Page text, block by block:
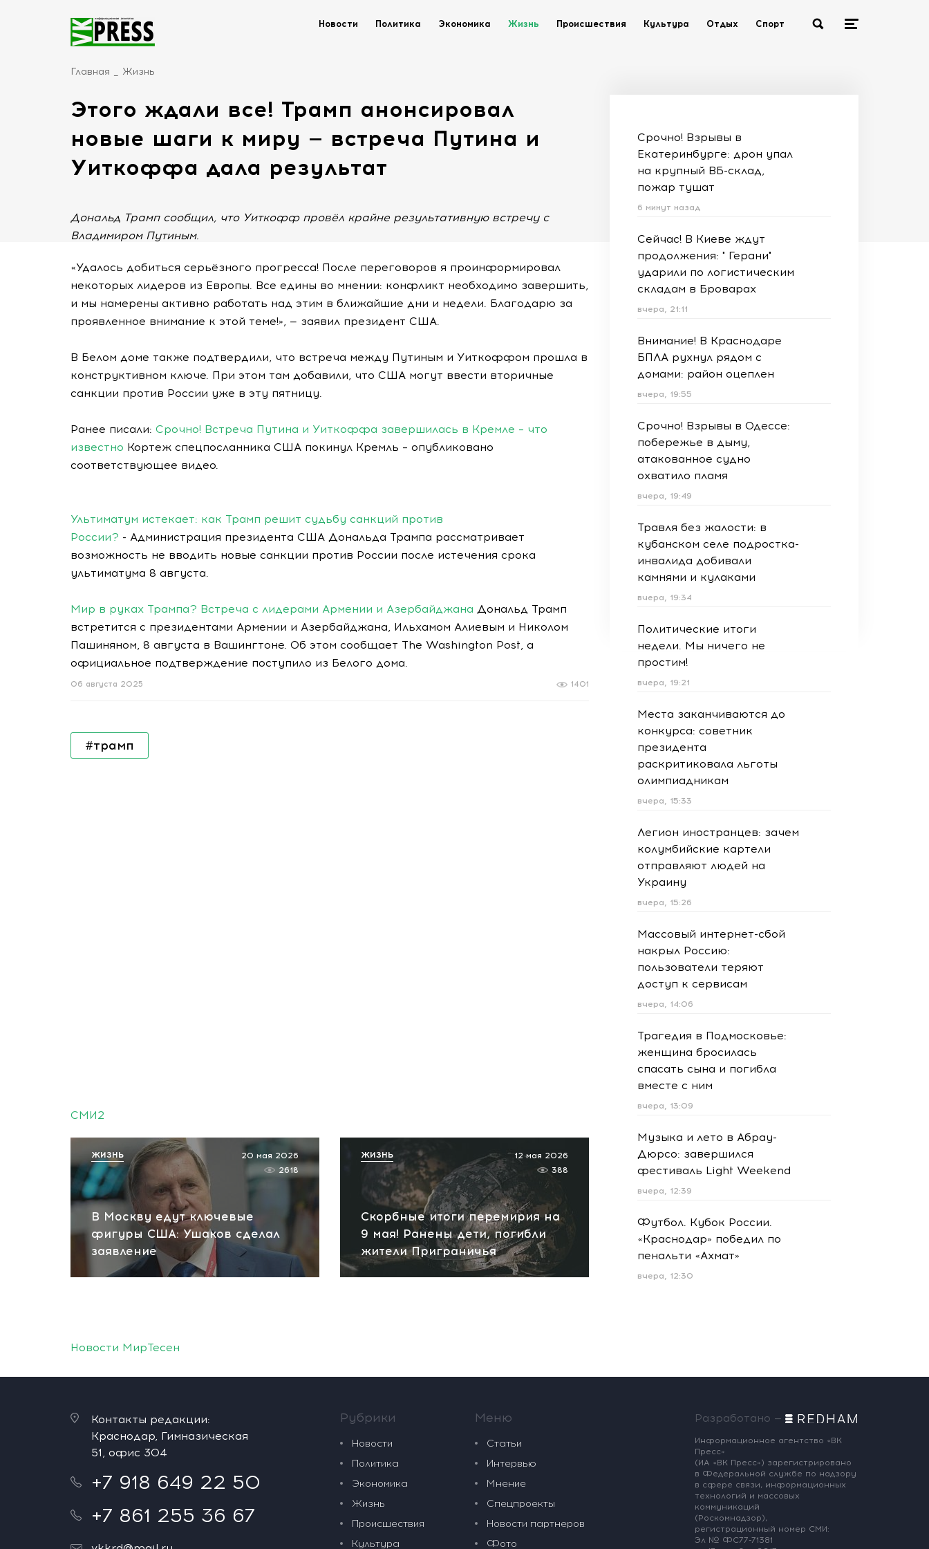
Новости Политика Экономика Жизнь Происшествия Культура Отдых Спорт
Главная Жизнь
Этого ждали все! Трамп анонсировал
новые шаги к миру — встреча Путина и
Уиткоффа дала результат
Дональд Трамп сообщил, что Уиткофф провёл крайне результативную встречу с
Владимиром Путиным.
«Удалось добиться серьёзного прогресса! После переговоров я проинформировал
некоторых лидеров из Европы. Все едины во мнении: конфликт необходимо завершить,
и мы намерены активно работать над этим в ближайшие дни и недели. Благодарю за
проявленное внимание к этой теме!», — заявил президент США.
В Белом доме также подтвердили, что встреча между Путиным и Уиткоффом прошла в
конструктивном ключе. При этом там добавили, что США могут ввести вторичные
санкции против России уже в эту пятницу.
Ранее писали: Срочно! Встреча Путина и Уиткоффа завершилась в Кремле – что
известно Кортеж спецпосланника США покинул Кремль – опубликовано
соответствующее видео.
Ультиматум истекает: как Трамп решит судьбу санкций против
России? - Администрация президента США Дональда Трампа рассматривает
возможность не вводить новые санкции против России после истечения срока
ультиматума 8 августа.
Мир в руках Трампа? Встреча с лидерами Армении и Азербайджана Дональд Трамп
встретится с президентами Армении и Азербайджана, Ильхамом Алиевым и Николом
Пашиняном, 8 августа в Вашингтоне. Об этом сообщает The Washington Post, а
официальное подтверждение поступило из Белого дома.
1401
06 августа 2025
#трамп
Срочно! Взрывы в
Екатеринбурге: дрон упал
на крупный ВБ-склад,
пожар тушат
6 минут назад
Сейчас! В Киеве ждут
продолжения: " Герани"
ударили по логистическим
складам в Броварах
вчера, 21:11
Внимание! В Краснодаре
БПЛА рухнул рядом с
домами: район оцеплен
вчера, 19:55
Срочно! Взрывы в Одессе:
побережье в дыму,
атакованное судно
охватило пламя
вчера, 19:49
Травля без жалости: в
кубанском селе подростка-
инвалида добивали
камнями и кулаками
вчера, 19:34
Политические итоги
недели. Мы ничего не
простим!
вчера, 19:21
Места заканчиваются до
конкурса: советник
президента
раскритиковала льготы
олимпиадникам
вчера, 15:33
Легион иностранцев: зачем
колумбийские картели
отправляют людей на
Украину
вчера, 15:26
Массовый интернет-сбой
накрыл Россию:
пользователи теряют
доступ к сервисам
вчера, 14:06
Трагедия в Подмосковье:
женщина бросилась
спасать сына и погибла
вместе с ним
вчера, 13:09
Музыка и лето в Абрау-
Дюрсо: завершился
фестиваль Light Weekend
вчера, 12:39
Футбол. Кубок России.
«Краснодар» победил по
пенальти «Ахмат»
вчера, 12:30
СМИ2
В Москву едут ключевые
фигуры США: Ушаков сделал
заявление
20 мая 2026
2618
ЖИЗНЬ
Скорбные итоги перемирия на
9 мая! Ранены дети, погибли
жители Приграничья
12 мая 2026
388
ЖИЗНЬ
Новости МирТесен
Контакты редакции:
Краснодар, Гимназическая
51, офис 304
+7 918 649 22 50
+7 861 255 36 67
Рубрики
Новости
Политика
Экономика
Жизнь
Происшествия
Культура
Меню
Статьи
Интервью
Мнение
Спецпроекты
Новости партнеров
Фото
Разработано —
Информационное агентство «ВК
Пресс»
(ИА «ВК Пресс») зарегистрировано
в Федеральной службе по надзору
в сфере связи, информационных
технологий и массовых
коммуникаций
(Роскомнадзор),
регистрационный номер СМИ:
Эл № ФС77-71381